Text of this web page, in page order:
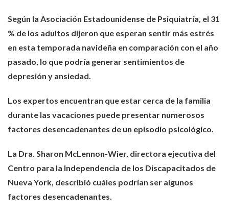
Según la Asociación Estadounidense de Psiquiatría, el 31
% de los adultos dijeron que esperan sentir más estrés
en esta temporada navideña en comparación con el año
pasado, lo que podría generar sentimientos de
depresión y ansiedad.
Los expertos encuentran que estar cerca de la familia
durante las vacaciones puede presentar numerosos
factores desencadenantes de un episodio psicológico.
La Dra. Sharon McLennon-Wier, directora ejecutiva del
Centro para la Independencia de los Discapacitados de
Nueva York, describió cuáles podrían ser algunos
factores desencadenantes.